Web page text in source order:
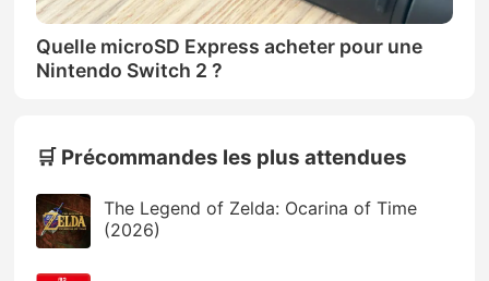
Quelle microSD Express acheter pour une
Nintendo Switch 2 ?
🛒 Précommandes les plus attendues
The Legend of Zelda: Ocarina of Time
(2026)